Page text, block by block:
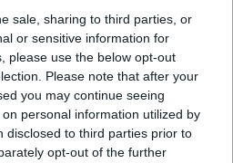
sale, sharing to third parties, or
or sensitive information for
please use the below opt-out
Please note that after your
you may continue seeing
personal information utilized by
disclosed to third parties prior to
opt-out of the further
23:00
Σούπερ θέαμα
με 100άρα και
της Δομινικανής
82